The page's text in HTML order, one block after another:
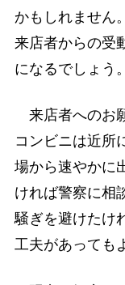
かもしれません
来店者からの受
になるでしょう。
来店者へのお
コンビニは近所
場から速やかに
ければ警察に相
騒ぎを避けたけ
工夫があっても